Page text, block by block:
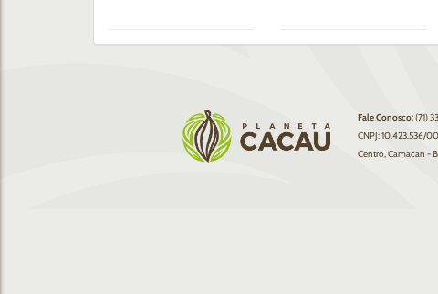
Fale Conosco:(71)
CNPJ: 10.423.536/
Centro, Camacan -